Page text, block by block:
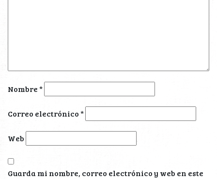
Nombre*
Correo electrónico*
Web
Guarda mi nombre, correo electrónico y web en este